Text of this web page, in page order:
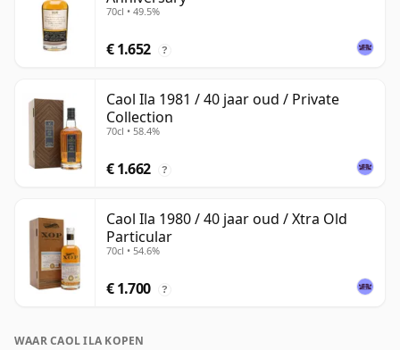
70cl • 49.5%
€ 1.652 ?
Caol Ila 1981 / 40 jaar oud / Private
Collection
70cl • 58.4%
€ 1.662 ?
Caol Ila 1980 / 40 jaar oud / Xtra Old
Particular
70cl • 54.6%
€ 1.700 ?
WAAR CAOL ILA KOPEN